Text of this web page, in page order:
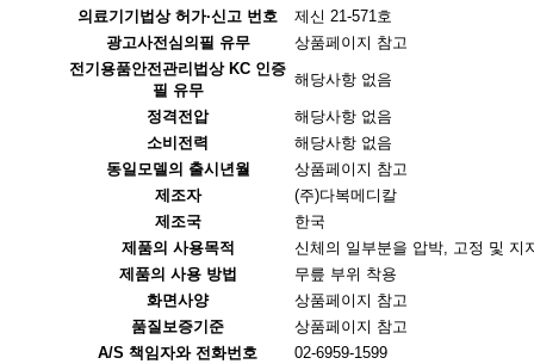
의료기기법상 허가·신고 번호
제신 21-571호
광고사전심의필 유무
상품페이지 참고
전기용품안전관리법상 KC 인증
필 유무
해당사항 없음
정격전압
해당사항 없음
소비전력
해당사항 없음
동일모델의 출시년월
상품페이지 참고
제조자
(주)다복메디칼
제조국
한국
제품의 사용목적
신체의 일부분을 압박, 고정 및 지
제품의 사용 방법
무릎 부위 착용
화면사양
상품페이지 참고
품질보증기준
상품페이지 참고
A/S 책임자와 전화번호
02-6959-1599